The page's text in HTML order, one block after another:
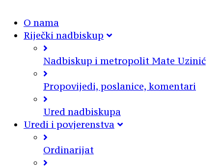
O nama
Riječki nadbiskup
Nadbiskup i metropolit Mate Uzinić
Propovijedi, poslanice, komentari
Ured nadbiskupa
Uredi i povjerenstva
Ordinarijat